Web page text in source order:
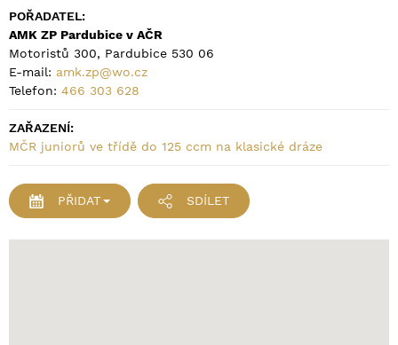
POŘADATEL:
AMK ZP Pardubice v AČR
Motoristů 300, Pardubice 530 06
E-mail: amk.zp@wo.cz
Telefon: 466 303 628
ZAŘAZENÍ:
MČR juniorů ve třídě do 125 ccm na klasické dráze
PŘIDAT SDÍLET